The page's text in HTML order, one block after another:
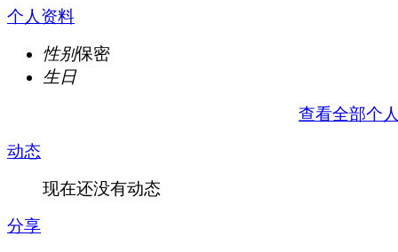
个人资料
性别保密
生日
查看全部个
动态
现在还没有动态
分享